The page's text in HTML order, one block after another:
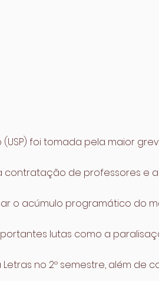
(USP) foi tomada pela maior
contratação de professores e
o acúmulo programático do
lutas como a
no 2º semestre, além de